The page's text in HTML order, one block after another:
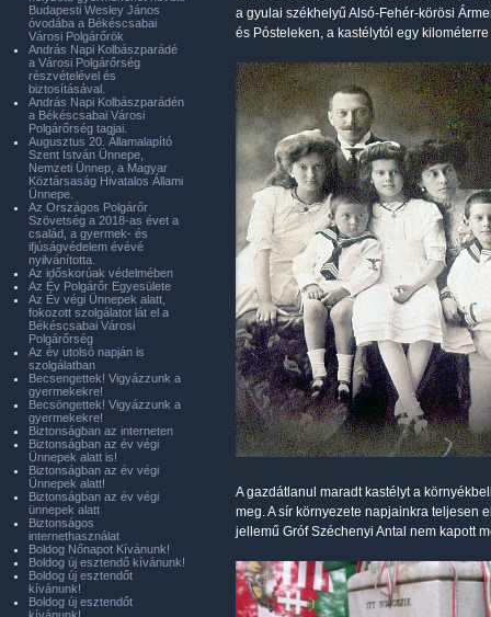
a gyulai székhelyű Alsó-Fehér-körösi
és Pósteleken, a kastélytól egy
A gazdátlanul maradt kastélyt a
meg. A sír környezete napjainkra teljesen
jellemű Gróf Széchenyi Antal nem kapott
Budapesti Wesley János
óvodába a Békéscsabai
Városi Polgárőrök
András Napi Kolbászparádé
a Városi Polgárőrség
részvételével és
biztosításával.
András Napi Kolbászparádén
a Békéscsabai Városi
Polgárőrség tagjai.
Augusztus 20. Államalapító
Szent István Ünnepe,
Nemzeti Ünnep, a Magyar
Köztársaság Hivatalos Állami
Ünnepe.
Az Országos Polgárőr
Szövetség a 2018-as évet a
család, a gyermek- és
ifjúságvédelem évévé
nyilvánította.
Az időskorúak védelmében
Az Év Polgárőr Egyesülete
Az Év végi Ünnepek alatt,
fokozott szolgálatot lát el a
Békéscsabai Városi
Polgárőrség
Az év utolsó napján is
szolgálatban
Becsengettek! Vigyázzunk a
gyermekekre!
Becsöngettek! Vigyázzunk a
gyermekekre!
Biztonságban az interneten
Biztonságban az év végi
Ünnepek alatt is!
Biztonságban az év végi
Ünnepek alatt!
Biztonságban az év végi
ünnepek alatt
Biztonságos
internethasználat
Boldog Nőnapot Kívánunk!
Boldog új esztendő kívánunk!
Boldog új esztendőt
kívánunk!
Boldog új esztendőt